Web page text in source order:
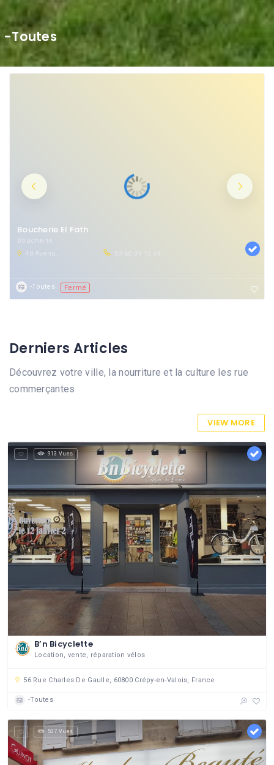
-Toutes
Boucherie El Fath
Boucherie
48 Avenue du Président John Kennedy, crépy
03 60 39 13 64
-Toutes Fermé
Derniers Articles
Découvrez votre ville, la nourriture et la culture les rue
commerçantes
VIEW MORE
913 Vues
B’n Bicyclette
Location, vente, réparation vélos
56 Rue Charles De Gaulle, 60800 Crépy-en-Valois, France
-Toutes
537 Vues